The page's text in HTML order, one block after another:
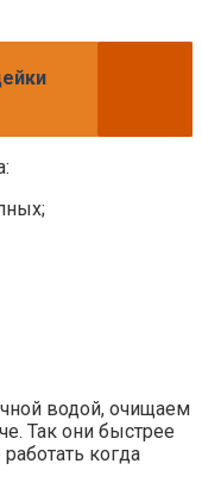
водой, очищаем
Так они быстрее
когда